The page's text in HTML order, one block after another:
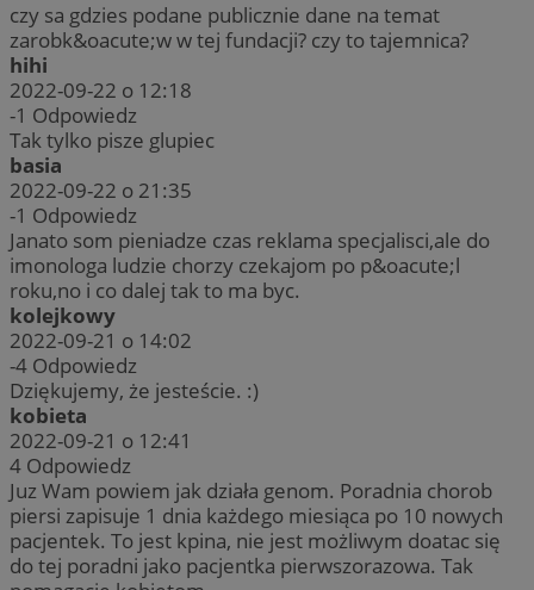
czy sa gdzies podane publicznie dane na temat
zarobk&oacute;w w tej fundacji? czy to tajemnica?
hihi
2022-09-22 o 12:18
-1 Odpowiedz
Tak tylko pisze glupiec
basia
2022-09-22 o 21:35
-1 Odpowiedz
Janato som pieniadze czas reklama specjalisci,ale do
imonologa ludzie chorzy czekajom po p&oacute;l
roku,no i co dalej tak to ma byc.
kolejkowy
2022-09-21 o 14:02
-4 Odpowiedz
Dziękujemy, że jesteście. :)
kobieta
2022-09-21 o 12:41
4 Odpowiedz
Juz Wam powiem jak działa genom. Poradnia chorob
piersi zapisuje 1 dnia każdego miesiąca po 10 nowych
pacjentek. To jest kpina, nie jest możliwym doatac się
do tej poradni jako pacjentka pierwszorazowa. Tak